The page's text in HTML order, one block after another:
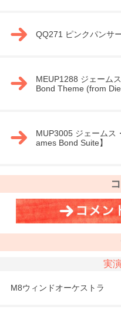
QQ271 ピンクパンサ
MEUP1288 ジェーム
Bond Theme (from Die
MUP3005 ジェームス
ames Bond Suite】
実
M8ウィンドオーケストラ